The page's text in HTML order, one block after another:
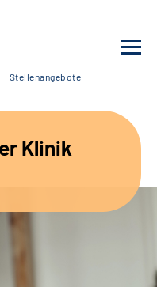
Stellenangebote
Klinik